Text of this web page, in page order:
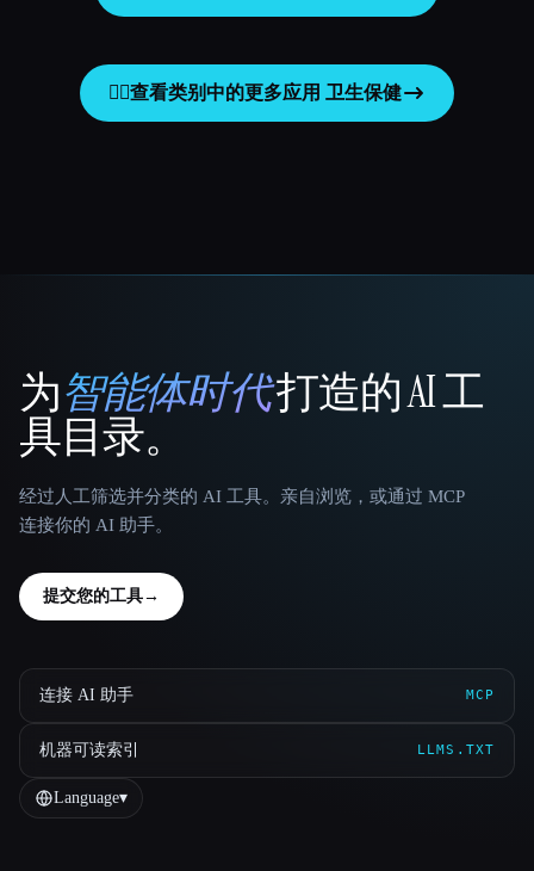
👩‍⚕️查看类别中的更多应用 卫生保健
That AI Collection
为智能体时代打造的 AI 工
具目录。
经过人工筛选并分类的 AI 工具。亲自浏览，或通过 MCP
连接你的 AI 助手。
提交您的工具→
连接 AI 助手 MCP
机器可读索引 LLMS.TXT
Language▾